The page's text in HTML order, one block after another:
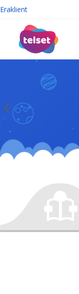
Eraklient